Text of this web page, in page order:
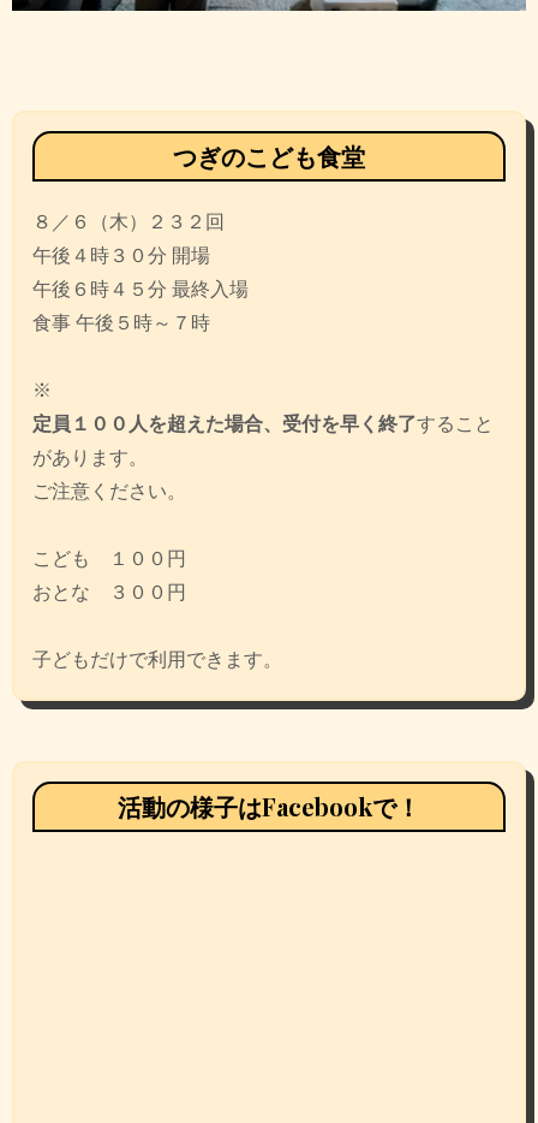
ナ
ビ
ー
シ
ョ
つぎのこども食堂
８／６（木）２３２回
午後４時３０分 開場
午後６時４５分 最終入場
食事 午後５時～７時
※
定員１００人を超えた場合、受付を早く終了すること
があります。
ご注意ください。
こども １００円
おとな ３００円
子どもだけで利用できます。
活動の様子はFacebookで！